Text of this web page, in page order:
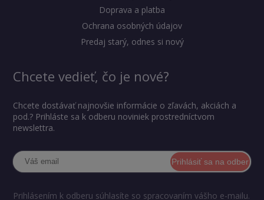
Doprava a platba
Ochrana osobných údajov
Predaj starý, odnes si nový
Chcete vedieť, čo je nové?
Chcete dostávať najnovšie informácie o zľavách, akciách a
pod.? Prihláste sa k odberu noviniek prostredníctvom
newslettra.
Prihlásiť sa na odber
Prihlásením k odberu súhlasíte so spracovaním vášho e-mailu.